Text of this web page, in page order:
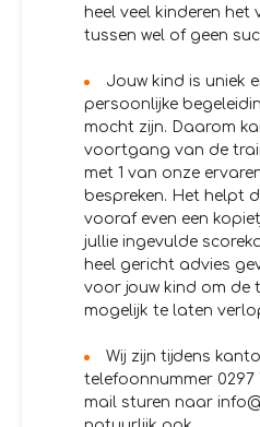
heel veel kinderen het
tussen wel of geen
Jouw kind is uniek
persoonlijke
mocht zijn. Daarom
voortgang van de
met 1 van onze
bespreken. Het helpt
vooraf even een
jullie ingevulde
heel gericht advies
voor jouw kind om de
mogelijk te laten
Wij zijn tijdens
telefoonnummer 0297
mail sturen naar